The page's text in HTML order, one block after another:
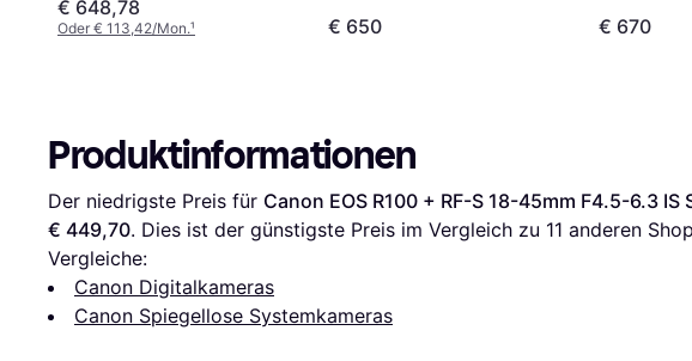
€ 648,78
Oder € 113,42/Mon.¹
Black
€ 650 € 670
Produktinformationen
Der niedrigste Preis für Canon EOS R100 + RF-S 18-45mm F4.5-6.3 IS
€ 449,70. Dies ist der günstigste Preis im Vergleich zu 11 anderen
Vergleiche:
Canon Digitalkameras
Canon Spiegellose Systemkameras